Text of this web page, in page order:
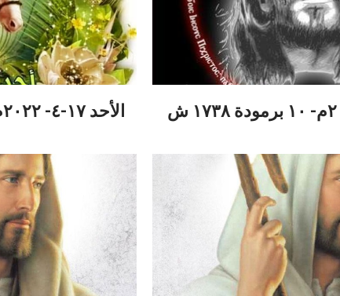
الأحد ١٧-٤- ٢٠٢٢م- ٩ برمودة ١٧٣٨ ش